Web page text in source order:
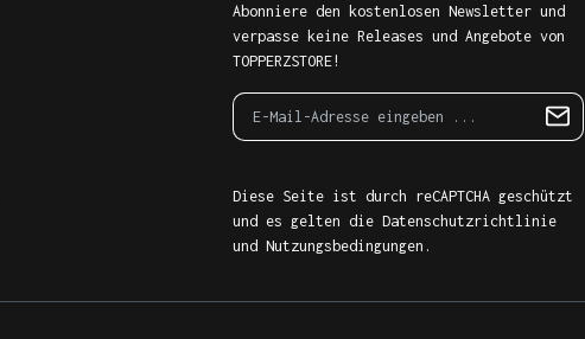
Abonniere den kostenlosen Newsletter und
verpasse keine Releases und Angebote von
TOPPERZSTORE!
Diese Seite ist durch reCAPTCHA geschützt
und es gelten die Datenschutzrichtlinie
und Nutzungsbedingungen .